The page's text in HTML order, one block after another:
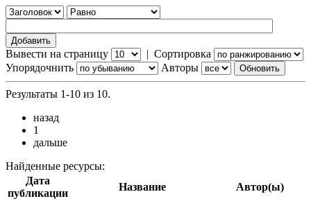
Вывести на страницу | Сортировка
Упорядочнить
Авторы
Результаты 1-10 из 10.
назад
1
дальше
Найденные ресурсы:
Дата
публикации
Название Автор(ы)